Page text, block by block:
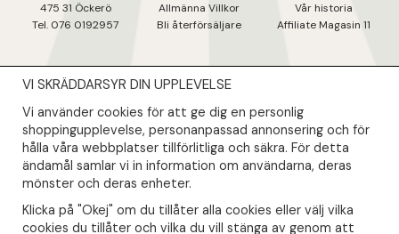
475 31 Öckerö
Tel. 076 0192957
Allmänna Villkor
Bli återförsäljare
Vår historia
Affiliate Magasin 11
NYHETSBREV
Såklart skall du ta del av våra bästa erbjudanden & nyheter!
Din mail kommer endast användas till våra nyhetsbrev.
VI SKRÄDDARSYR DIN UPPLEVELSE
Vi använder cookies för att ge dig en personlig
shoppingupplevelse, personanpassad annonsering och för
hålla våra webbplatser tillförlitliga och säkra. För detta
ändamål samlar vi in information om användarna, deras
mönster och deras enheter.
Klicka på "Okej" om du tillåter alla cookies eller välj vilka
cookies du tillåter och vilka du vill stänga av genom att